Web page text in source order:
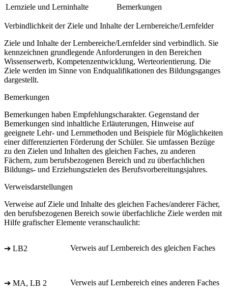
Lernziele und Lerninhalte Bemerkungen
Verbindlichkeit der Ziele und Inhalte der Lernbereiche/Lernfelder
Ziele und Inhalte der Lernbereiche/Lernfelder sind verbindlich. Sie
kennzeichnen grundlegende Anforderungen in den Bereichen
Wissenserwerb, Kompetenzentwicklung, Werteorientierung. Die
Ziele werden im Sinne von Endqualifikationen des Bildungsganges
dargestellt.
Bemerkungen
Bemerkungen haben Empfehlungscharakter. Gegenstand der
Bemerkungen sind inhaltliche Erläuterungen, Hinweise auf
geeignete Lehr- und Lernmethoden und Beispiele für Möglichkeiten
einer differenzierten Förderung der Schüler. Sie umfassen Bezüge
zu den Zielen und Inhalten des gleichen Faches, zu anderen
Fächern, zum berufsbezogenen Bereich und zu überfachlichen
Bildungs- und Erziehungszielen des Berufsvorbereitungsjahres.
Verweisdarstellungen
Verweise auf Ziele und Inhalte des gleichen Faches/anderer Fächer,
den berufsbezogenen Bereich sowie überfachliche Ziele werden mit
Hilfe grafischer Elemente veranschaulicht:
➔ LB2 Verweis auf Lernbereich des gleichen Faches
➔ MA, LB 2 Verweis auf Lernbereich eines anderen Faches